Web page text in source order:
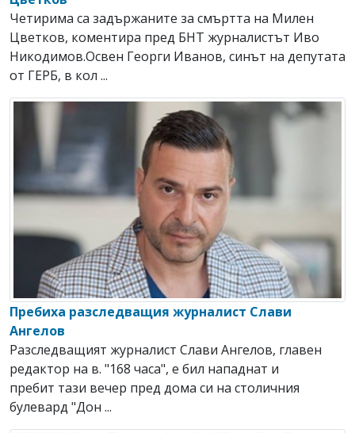
Четирима са задържаните за смъртта на Милен
Цветков, коментира пред БНТ журналистът Иво
Никодимов.Освен Георги Иванов, синът на депутата
от ГЕРБ, в кол ...
Пребиха разследващия журналист Слави
Ангелов
Разследващият журналист Слави Ангелов, главен
редактор на в. "168 часа", е бил нападнат и
пребит тази вечер пред дома си на столичния
булевард "Дон ...